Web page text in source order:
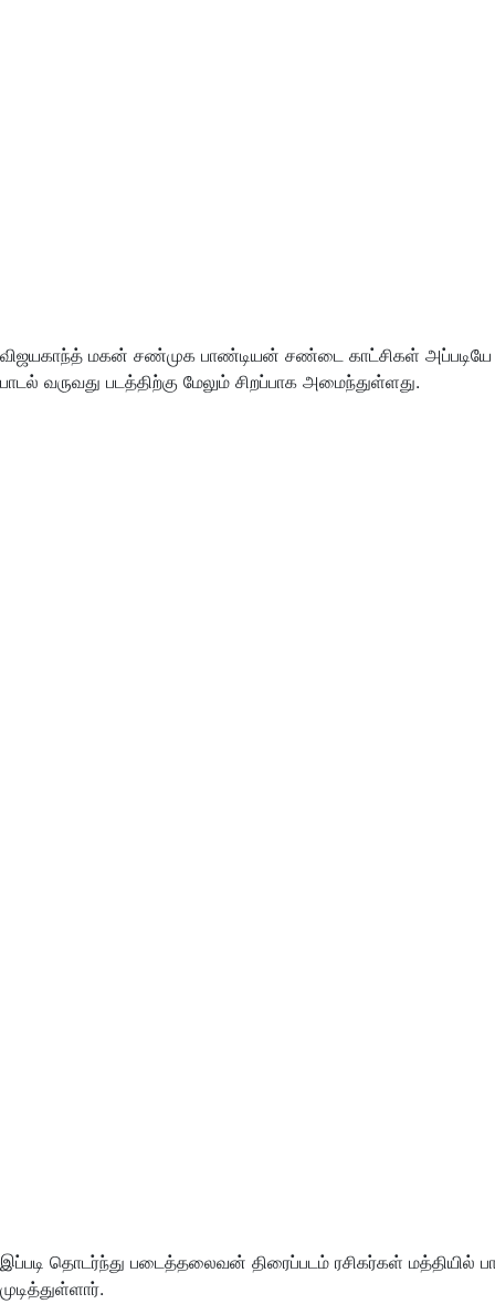
விஜயகாந்த் மகன் சண்முக பாண்டியன் சண்டை காட்சிகள்
பாடல் வருவது படத்திற்கு மேலும் சிறப்பாக அமைந்துள்ளது.
இப்படி தொடர்ந்து படைத்தலைவன் திரைப்படம் ரசிகர்கள் மத்தியில்
முடித்துள்ளார்.